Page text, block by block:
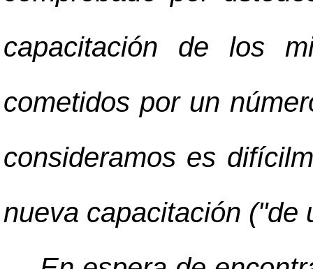
capacitación de los
cometidos por un
consideramos es
nueva capacitación ("de